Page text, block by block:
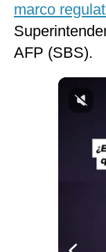
Notas Contratadas
Podcast
Gestión TV
marco
AFP (SBS).